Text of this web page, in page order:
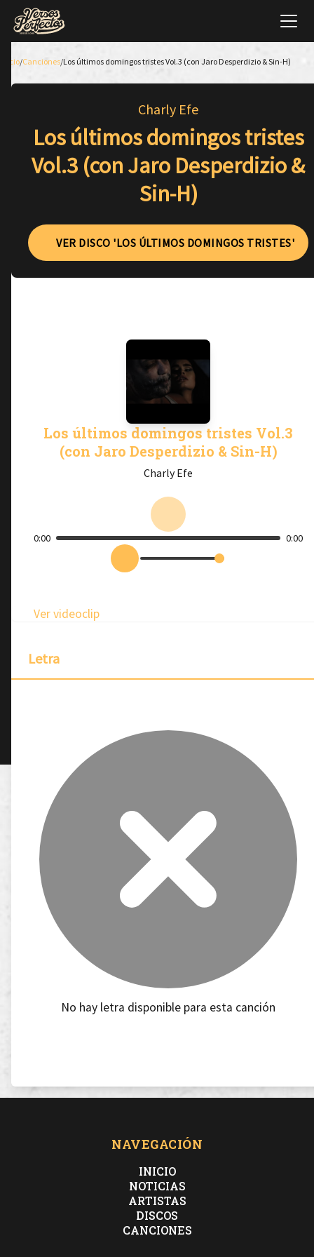
Inicio/Canciones/Los últimos domingos tristes Vol.3 (con Jaro Desperdizio & Sin-H)
Charly Efe
Los últimos domingos tristes
Vol.3 (con Jaro Desperdizio &
Sin-H)
VER DISCO 'LOS ÚLTIMOS DOMINGOS TRISTES'
Los últimos domingos tristes Vol.3
(con Jaro Desperdizio & Sin-H)
Charly Efe
0:00 0:00
Ver videoclip
Letra
No hay letra disponible para esta canción
NAVEGACIÓN
INICIO
NOTICIAS
ARTISTAS
DISCOS
CANCIONES